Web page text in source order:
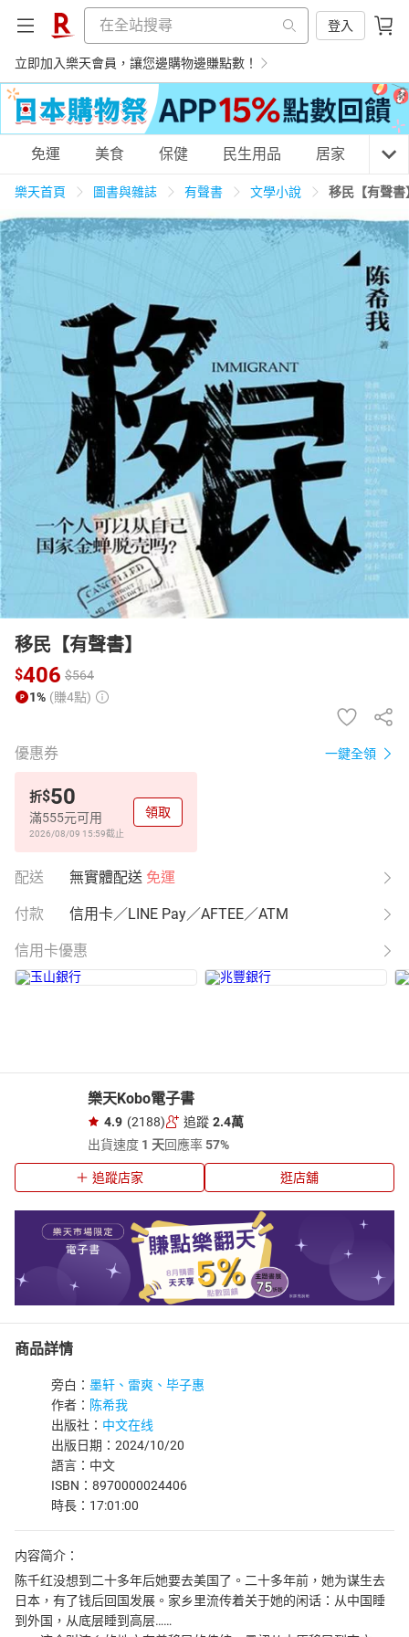
登入
立即加入樂天會員，讓您邊購物邊賺點數！
購物網分類
天天免運 美食蛋糕 養生保健 民生用品
居家生活 3C家電 親子玩具
女裝 男裝 化妝保養 情趣用品
日本購物 電子/紙本書
HOT
免運 美食 保健 民生用品 居家 3C
樂天首頁 圖書與雜誌 有聲書 文學小說 移民【有聲書
移民【有聲書】
$406 $564
1% (賺4點)
優惠券 一鍵全領
折$50
滿555元可用
2026/08/09 15:59截止
領取
配送 無實體配送 免運
付款 信用卡／LINE Pay／AFTEE／ATM
信用卡優惠
樂天Kobo電子書
4.9 (2188) 追蹤 2.4萬
出貨速度 1 天回應率57%
追蹤店家 逛店舖
商品詳情
旁白： 墨轩、雷爽、毕子惠
作者： 陈希我
出版社： 中文在线
出版日期：2024/10/20
語言：中文
ISBN：8970000024406
時長：17:01:00
内容简介：
陈千红没想到二十多年后她要去美国了。二十多年前，她为谋生去
日本，有了钱后回国发展。家乡里流传着关于她的闲话：从中国睡
到外国，从底层睡到高层……